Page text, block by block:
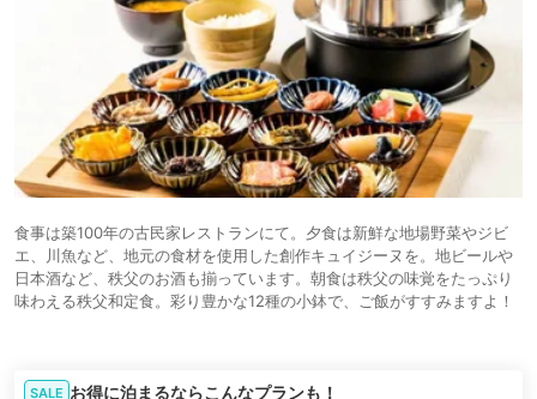
食事は築100年の古民家レストランにて。夕食は新鮮な地場野菜やジビ
エ、川魚など、地元の食材を使用した創作キュイジーヌを。地ビールや
日本酒など、秩父のお酒も揃っています。朝食は秩父の味覚をたっぷり
味わえる秩父和定食。彩り豊かな12種の小鉢で、ご飯がすすみますよ！
SALE お得に泊まるならこんなプランも！